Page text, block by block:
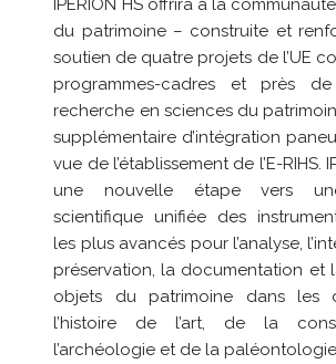
du patrimoine – construite et
soutien de quatre projets de l’UE
programmes-cadres et près
recherche en sciences du
supplémentaire d’intégration
vue de l’établissement de l’E-RIHS.
une nouvelle étape vers
scientifique unifiée des
les plus avancés pour l’analyse,
préservation, la documentation et
objets du patrimoine dans les
l’histoire de l’art, de la
l’archéologie et de la paléontologie.